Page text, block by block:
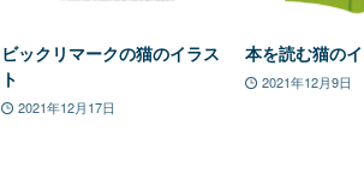
ビックリマークの猫のイラス
ト
2021年12月17日
本を読む猫の
2021年12月9日